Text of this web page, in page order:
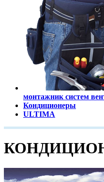
монтажник систем
Кондиционеры
ULTIMA